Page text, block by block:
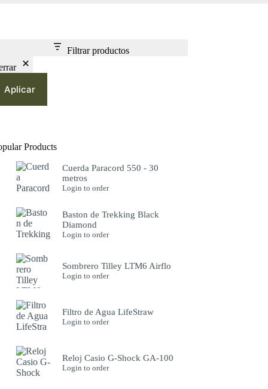
Filtrar productos
Aplicar
Products
Cuerda Paracord 550 - 30
metros
Login to order
Baston de Trekking Black
Diamond
Login to order
Sombrero Tilley LTM6 Airflo
Login to order
Filtro de Agua LifeStraw
Login to order
Reloj Casio G-Shock GA-100
Login to order